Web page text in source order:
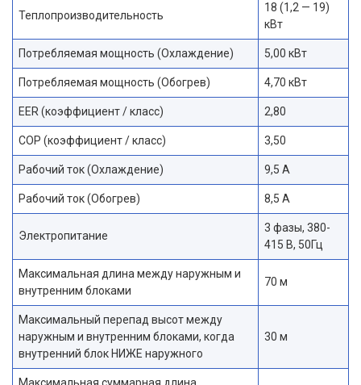
Теплопроизводительность
18 (1,2 — 19)
кВт
Потребляемая мощность (Охлаждение) 5,00 кВт
Потребляемая мощность (Обогрев) 4,70 кВт
EER (коэффициент / класс) 2,80
COP (коэффициент / класс) 3,50
Рабочий ток (Охлаждение) 9,5 A
Рабочий ток (Обогрев) 8,5 А
Электропитание
3 фазы, 380-
415 В, 50Гц
Максимальная длина между наружным и
внутренним блоками
70 м
Максимальный перепад высот между
наружным и внутренним блоками, когда
внутренний блок НИЖЕ наружного
30 м